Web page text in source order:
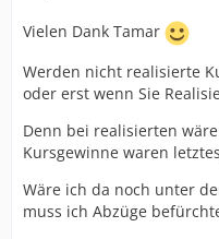
Vielen Dank Tamar
Werden nicht realisierte
oder erst wenn Sie
Denn bei realisierten
Kursgewinne waren
Wäre ich da noch unter
muss ich Abzüge